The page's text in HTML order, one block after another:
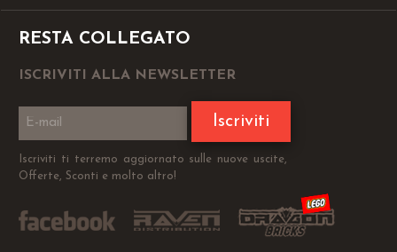
RESTA COLLEGATO
ISCRIVITI ALLA NEWSLETTER
Iscriviti
Iscriviti ti terremo aggiornato sulle nuove uscite,
Offerte, Sconti e molto altro!